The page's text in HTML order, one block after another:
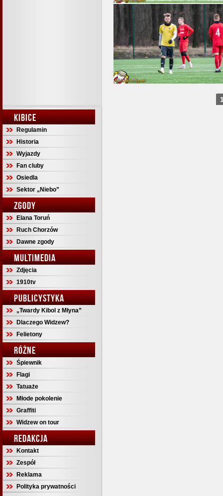
KIBICE
Regulamin
Historia
Wyjazdy
Fan cluby
Osiedla
Sektor „Niebo”
ZGODY
Elana Toruń
Ruch Chorzów
Dawne zgody
MULTIMEDIA
Zdjęcia
1910tv
PUBLICYSTYKA
„Twardy Kibol z Młyna”
Dlaczego Widzew?
Felietony
RÓŻNE
Śpiewnik
Flagi
Tatuaże
Młode pokolenie
Graffiti
Widzew on tour
REDAKCJA
Kontakt
Zespół
Reklama
Polityka prywatności